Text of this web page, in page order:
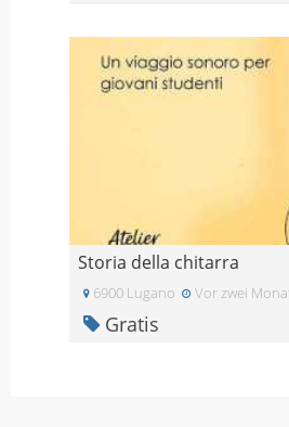
Storia della chitarra
6900 Lugano Vor zwei
Gratis